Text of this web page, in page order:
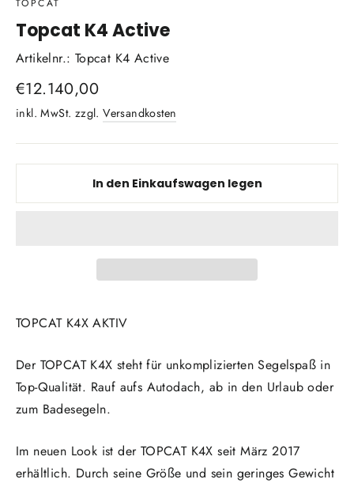
TOPCAT
Topcat K4 Active
Artikelnr.: Topcat K4 Active
Normaler
Preis
€12.140,00
inkl. MwSt. zzgl.Versandkosten
In den Einkaufswagen legen
TOPCAT K4X AKTIV
Der TOPCAT K4X steht für unkomplizierten Segelspaß in
Top-Qualität. Rauf aufs Autodach, ab in den Urlaub oder
zum Badesegeln.
Im neuen Look ist der TOPCAT K4X seit März 2017
erhältlich. Durch seine Größe und sein geringes Gewicht